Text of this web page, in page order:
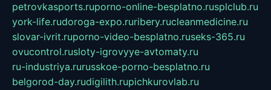
petrovkasports.ruporno-online-besplatno.rusplclub.ru
york-life.rudoroga-expo.ruribery.rucleanmedicine.ru
slovar-ivrit.ruporno-video-besplatno.ruseks-365.ru
ovucontrol.rusloty-igrovyye-avtomaty.ru
ru-industriya.rurusskoe-porno-besplatno.ru
belgorod-day.rudigilith.rupichkurovlab.ru